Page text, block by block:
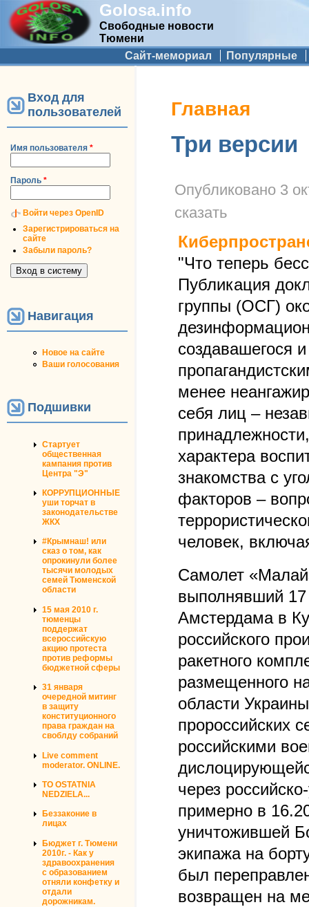
Golosa.info
Свободные новости
Тюмени
Дополнительное меню
Сайт-мемориал Популярные
Вход для
пользователей
Имя пользователя *
Пароль *
Войти через OpenID
Зарегистрироваться на
сайте
Забыли пароль?
Навигация
Новое на сайте
Ваши голосования
Подшивки
Стартует
общественная
кампания против
Центра "Э"
КОРРУПЦИОННЫЕ
уши торчат в
законодательстве
ЖКХ
#Крымнаш! или
сказ о том, как
опрокинули более
тысячи молодых
семей Тюменской
области
15 мая 2010 г.
тюменцы
поддержат
всероссийскую
акцию протеста
против реформы
бюджетной сферы
31 января
очередной митинг
в защиту
конституционного
права граждан на
своблду собраний
Live comment
moderator. ONLINE.
TO OSTATNIA
NEDZIELA...
Беззаконие в
лицах
Бюджет г. Тюмени
2010г. - Как у
здравоохранения
с образованием
отняли конфетку и
отдали
дорожникам.
Вы здесь
Главная
Три версии
Опубликовано 3
сказать
"Что теперь
Публикация
группы (ОСГ)
создавашегося
менее
себя лиц –
характера
знакомства с
факторов –
человек,
Самолет
выполнявший
Амстердама в
российского
ракетного
размещенного
области
пророссийских
российскими
через
примерно в
уничтожившей
экипажа на
был
возвращен на